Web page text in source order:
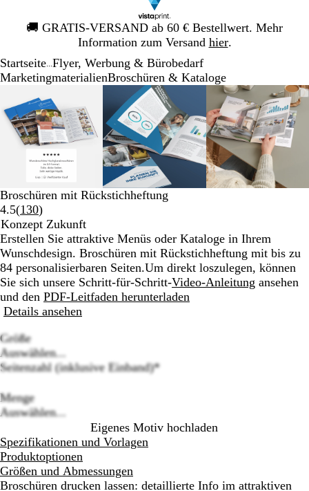
🚚 GRATIS-VERSAND ab 60 € Bestellwert. Mehr
Information zum Versand hier.
Galeriebild
1
Startseite Flyer, Werbung & Bürobedarf
Mar­ke­ting­ma­te­rialienBroschüren & Kataloge
Vergrößer-/verkleinerbares
Bild
auf
Minimum
zum
Vergrößern
Sie
die
Tasten
+
und
-
zum
und
die
Pfeiltasten
zum
Schwenken.
Vergrößer-/verkleinerbares
Bild
Zoom
auf
Minimum
Klicken
zum
Vergrößern
Verwenden
Sie
die
Tasten
+
und
-
zum
die
Pfeiltasten
zum
Schwenken.
Bild
Zoom
auf
Minimum
Klicken
zum
Sie
die
Tasten
+
und
-
die
Pfeiltasten
zum
1
von
Broschüren mit Rückstichheftung
4.5(130Bewertungen
130
lesen
)
Konzept Zukunft
Erstellen Sie attraktive Menüs oder Kataloge in Ihrem
Wunschdesign. Broschüren mit Rückstichheftung mit bis zu
84 personalisierbaren Seiten.Um direkt loszulegen, können
Sie sich unsere Schritt-für-Schritt-Video-Anleitung ansehen
und den PDF-Leitfaden herunterladen
Details ansehen
Größe
Auswählen...
Seitenzahl (inklusive Einband)*
Menge
Auswählen...
Eigenes Motiv hochladen
Spezifikationen und Vorlagen
Produktoptionen
Größen und Abmessungen
Broschüren drucken lassen: detaillierte Info im attraktiven